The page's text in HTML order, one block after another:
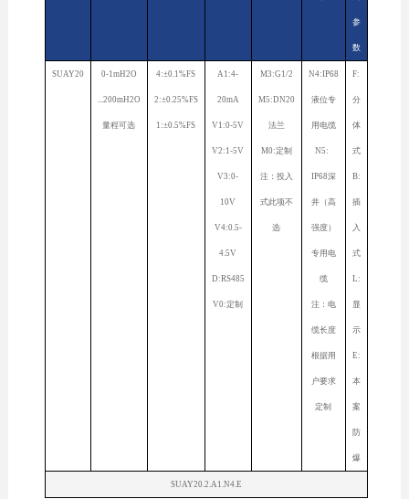
参
数
SUAY20 0-1mH2O
...200mH2O
量程可选
4:±0.1%FS
2:±0.25%FS
1:±0.5%FS
A1:4-
20mA
V1:0-5V
V2:1-5V
V3:0-
10V
V4:0.5-
4.5V
D:RS485
V0:定制
M3:G1/2
M5:DN20
法兰
M0:定制
注：投入
式此项不
选
N4:IP68
液位专
用电缆
N5:
IP68深
井（高
强度）
专用电
缆
注：电
缆长度
根据用
户要求
定制
F:
分
体
式
B:
插
入
式
L:
显
示
E:
本
案
防
爆
SUAY20.2.A1.N4.E